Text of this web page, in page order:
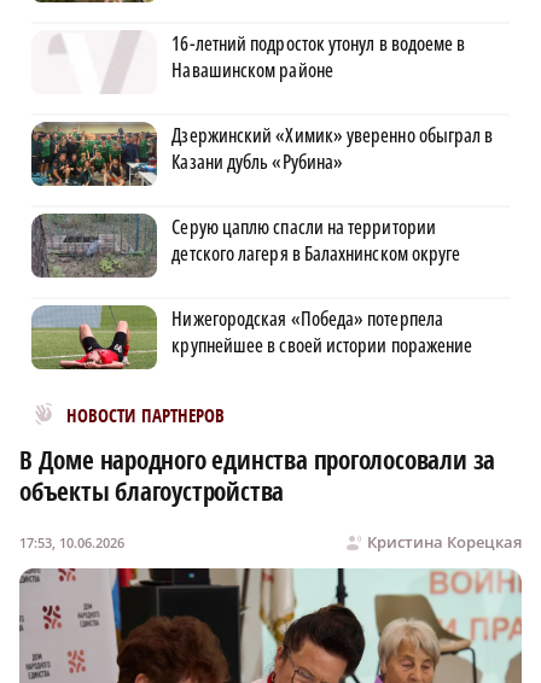
16-летний подросток утонул в водоеме в
Навашинском районе
Дзержинский «Химик» уверенно обыграл в
Казани дубль «Рубина»
Серую цаплю спасли на территории
детского лагеря в Балахнинском округе
Нижегородская «Победа» потерпела
крупнейшее в своей истории поражение
НОВОСТИ ПАРТНЕРОВ
Новости МирТесен
В Доме народного единства проголосовали за
объекты благоустройства
Кристина Корецкая
17:53, 10.06.2026